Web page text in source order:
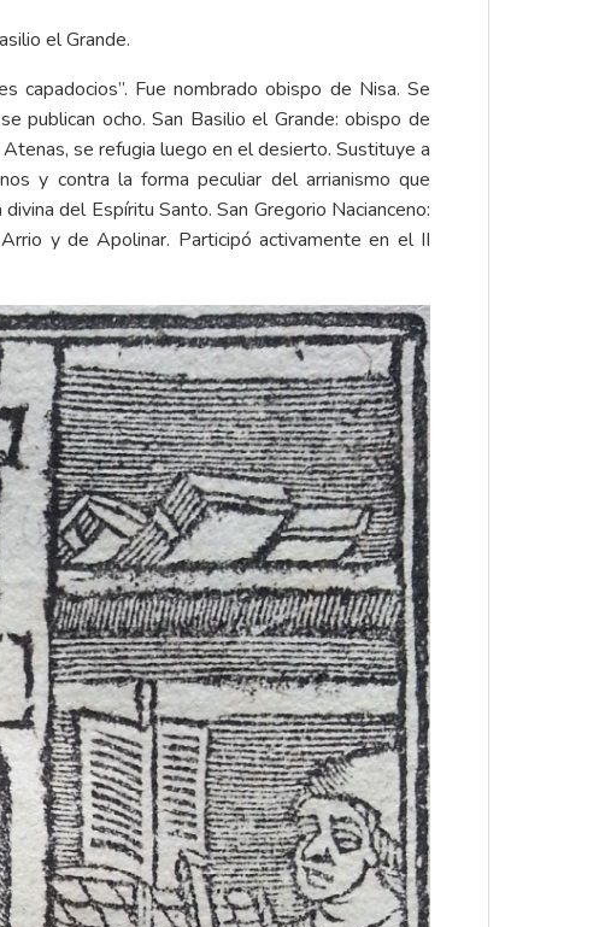
el Grande.
capadocios”. Fue nombrado obispo de Nisa. Se
publican ocho. San Basilio el Grande: obispo de
se refugia luego en el desierto. Sustituye a
y contra la forma peculiar del arrianismo que
del Espíritu Santo. San Gregorio Nacianceno:
y de Apolinar. Participó activamente en el II